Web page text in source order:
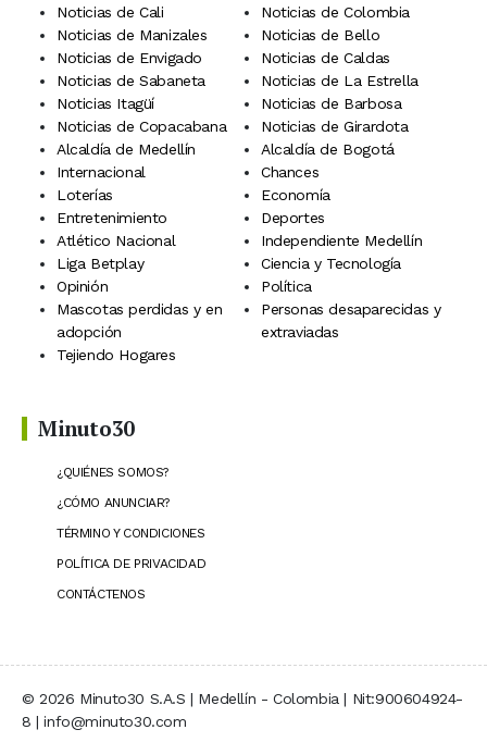
Noticias de Cali
Noticias de Colombia
Noticias de Manizales
Noticias de Bello
Noticias de Envigado
Noticias de Caldas
Noticias de Sabaneta
Noticias de La Estrella
Noticias Itagüí
Noticias de Barbosa
Noticias de Copacabana
Noticias de Girardota
Alcaldía de Medellín
Alcaldía de Bogotá
Internacional
Chances
Loterías
Economía
Entretenimiento
Deportes
Atlético Nacional
Independiente Medellín
Liga Betplay
Ciencia y Tecnología
Opinión
Política
Mascotas perdidas y en
adopción
Personas desaparecidas y
extraviadas
Tejiendo Hogares
Minuto30
¿QUIÉNES SOMOS?
¿CÓMO ANUNCIAR?
TÉRMINO Y CONDICIONES
POLÍTICA DE PRIVACIDAD
CONTÁCTENOS
© 2026 Minuto30 S.A.S | Medellín - Colombia | Nit:900604924-
8 | info@minuto30.com